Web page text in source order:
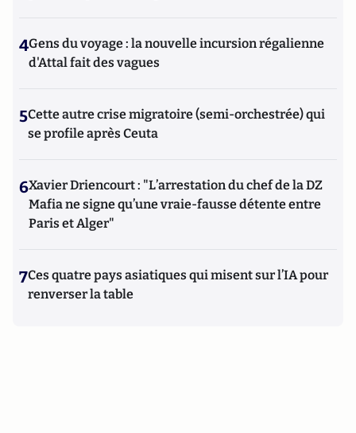
4Gens du voyage : la nouvelle incursion régalienne
d'Attal fait des vagues
5Cette autre crise migratoire (semi-orchestrée) qui
se profile après Ceuta
6Xavier Driencourt : "L’arrestation du chef de la DZ
Mafia ne signe qu’une vraie-fausse détente entre
Paris et Alger"
7Ces quatre pays asiatiques qui misent sur l’IA pour
renverser la table